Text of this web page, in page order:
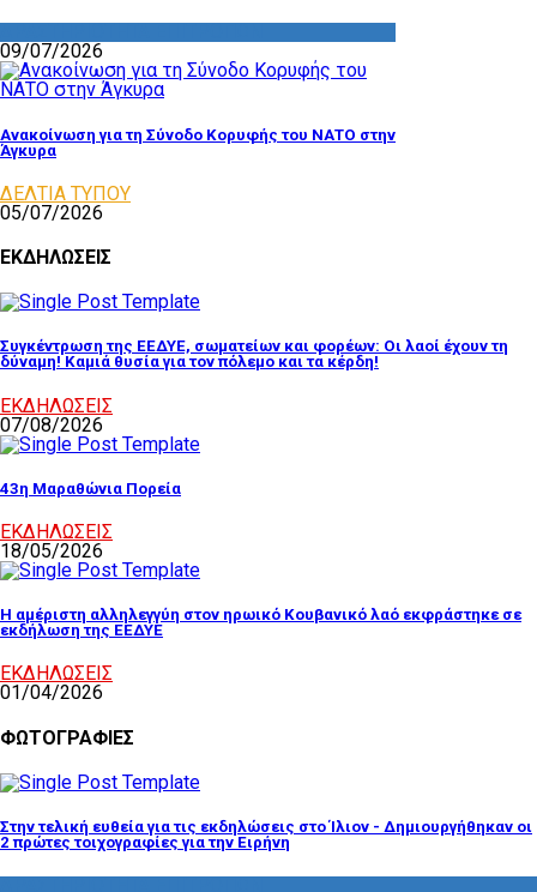
09/07/2026
Ανακοίνωση για τη Σύνοδο Κορυφής του ΝΑΤΟ στην
Άγκυρα
ΔΕΛΤΙΑ ΤΥΠΟΥ
05/07/2026
ΕΚΔΗΛΩΣΕΙΣ
Συγκέντρωση της ΕΕΔΥΕ, σωματείων και φορέων: Οι λαοί έχουν τη
δύναμη! Καμιά θυσία για τον πόλεμο και τα κέρδη!
ΕΚΔΗΛΩΣΕΙΣ
07/08/2026
43η Μαραθώνια Πορεία
ΕΚΔΗΛΩΣΕΙΣ
18/05/2026
Η αμέριστη αλληλεγγύη στον ηρωικό Κουβανικό λαό εκφράστηκε σε
εκδήλωση της ΕΕΔΥΕ
ΕΚΔΗΛΩΣΕΙΣ
01/04/2026
ΦΩΤΟΓΡΑΦΙΕΣ
Στην τελική ευθεία για τις εκδηλώσεις στο Ίλιον - Δημιουργήθηκαν οι
2 πρώτες τοιχογραφίες για την Ειρήνη